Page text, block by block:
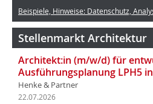
Beispiele, Hinweise: Datenschutz,
Stellenmarkt Architektur
Architekt:in (m/w/d) für
Ausführungsplanung LPH5
Henke & Partner
22.07.2026